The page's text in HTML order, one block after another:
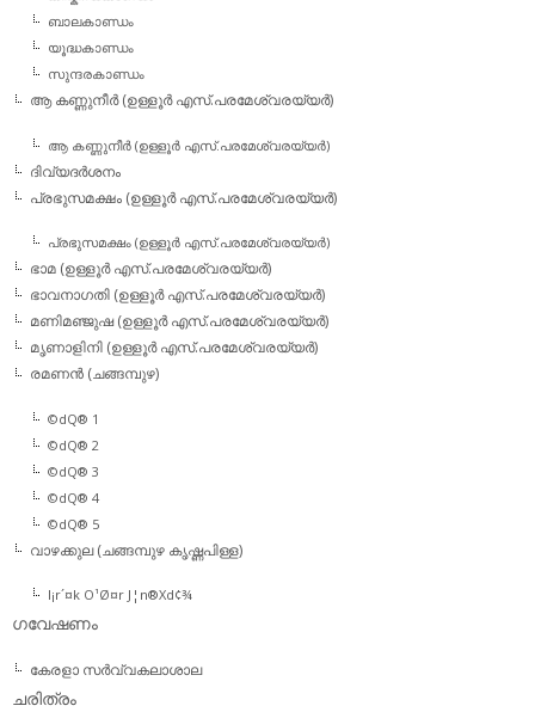
ബാലകാണ്ഡം
യൂദ്ധകാണ്ഡം
സുന്ദരകാണ്ഡം
ആ കണ്ണുനീര്‍ (ഉള്ളൂര്‍ എസ്.പരമേശ്വരയ്യര്‍)
ആ കണ്ണുനീര്‍ (ഉള്ളൂര്‍ എസ്.പരമേശ്വരയ്യര്‍)
ദിവ്യദര്‍ശനം
പ്രഭുസമക്ഷം (ഉള്ളൂര്‍ എസ്.പരമേശ്വരയ്യര്‍)
പ്രഭുസമക്ഷം (ഉള്ളൂര്‍ എസ്.പരമേശ്വരയ്യര്‍)
ഭാമ (ഉള്ളൂര്‍ എസ്.പരമേശ്വരയ്യര്‍)
ഭാവനാഗതി (ഉള്ളൂര്‍ എസ്.പരമേശ്വരയ്യര്‍)
മണിമഞ്ജുഷ (ഉള്ളൂര്‍ എസ്.പരമേശ്വരയ്യര്‍)
മൃണാളിനി (ഉള്ളൂര്‍ എസ്.പരമേശ്വരയ്യര്‍)
രമണന്‍ (ചങ്ങമ്പുഴ)
©dQ® 1
©dQ® 2
©dQ® 3
©dQ® 4
©dQ® 5
വാഴക്കുല (ചങ്ങമ്പുഴ കൃഷ്ണപിള്ള)
l¡r´¤k O¹Ø¤r J¦n®Xd¢¾
ഗവേഷണം
കേരളാ സര്‍വ്വകലാശാല
ചരിത്രം